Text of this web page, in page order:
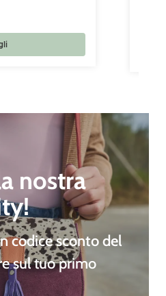
nostra
codice sconto del
sul tuo primo